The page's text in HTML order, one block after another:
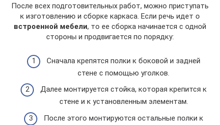
После всех подготовительных работ, можно приступать
к изготовлению и сборке каркаса. Если речь идет о
встроенной мебели, то ее сборка начинается с одной
стороны и продвигается по порядку:
Сначала крепятся полки к боковой и задней
стене с помощью уголков.
Далее монтируется стойка, которая крепится к
стене и к установленным элементам.
После этого монтируются остальные полки к